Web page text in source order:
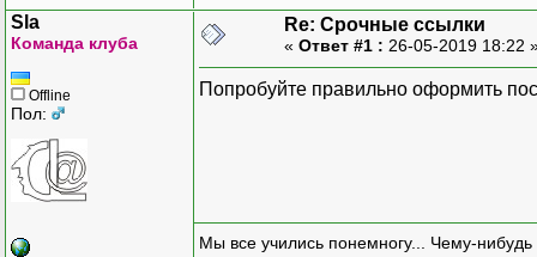
mail($address, "Activate
///////
// получаем токен
throw newException(
}
Sla
Команда клуба
Offline
Пол:
Re: Срочные ссылки
« Ответ #1 : 26-05-2019 18:22
Попробуйте правильно оформить
Мы все учились понемногу... Чему-нибудь